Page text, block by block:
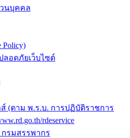
นบุคคล
อดภัยเว็บไซต์
(ตาม พ.ร.บ. การปฏิบัติราชการ
rdeservice
กรมสรรพากร